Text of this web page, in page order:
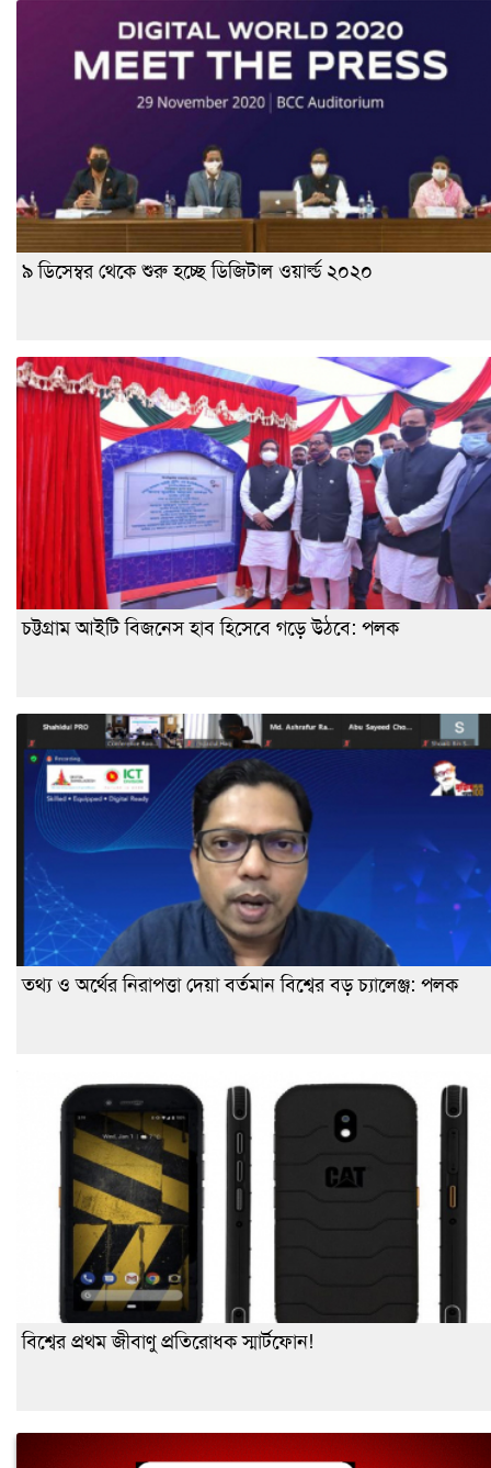
৯ ডিসেম্বর থেকে শুরু হচ্ছে ডিজিটাল ওয়ার্ল্ড ২০২০
চট্টগ্রাম আইটি বিজনেস হাব হিসেবে গড়ে উঠবে: পলক
তথ্য ও অর্থের নিরাপত্তা দেয়া বর্তমান বিশ্বের বড় চ্যালেঞ্জ: পলক
বিশ্বের প্রথম জীবাণু প্রতিরোধক স্মার্টফোন!